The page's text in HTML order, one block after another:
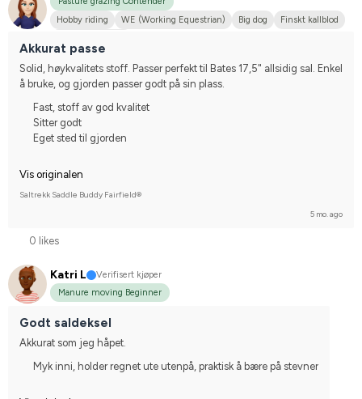
Hobby riding
WE (Working Equestrian) Big dog
Finskt kallblod
Akkurat passe
Solid, høykvalitets stoff. Passer perfekt til Bates 17,5" allsidig sal. Enkel
å bruke, og gjorden passer godt på sin plass.
Fast, stoff av god kvalitet
Sitter godt
Eget sted til gjorden
Vis originalen
Saltrekk Saddle Buddy Fairfield®
5 mo. ago
0 likes
Katri L
Verifisert kjøper
Manure moving Beginner
Godt saldeksel
Akkurat som jeg håpet.
Myk inni, holder regnet ute utenpå, praktisk å bære på stevner